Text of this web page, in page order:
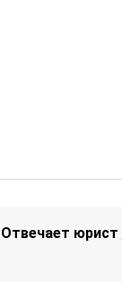
Отвечает юрист